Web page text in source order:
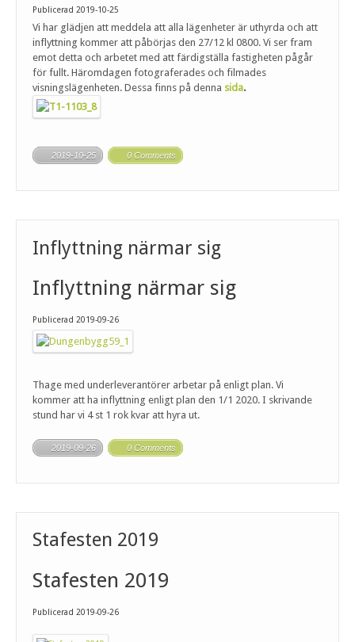
Publicerad 2019-10-25
Vi har glädjen att meddela att alla lägenheter är uthyrda och att
inflyttning kommer att påbörjas den 27/12 kl 0800. Vi ser fram
emot detta och arbetet med att färdigställa fastigheten pågår
för fullt. Häromdagen fotograferades och filmades
visningslägenheten. Dessa finns på denna sida.
2019-10-25 0 Comments
Inflyttning närmar sig
Inflyttning närmar sig
Publicerad 2019-09-26
Thage med underleverantörer arbetar på enligt plan. Vi
kommer att ha inflyttning enligt plan den 1/1 2020. I skrivande
stund har vi 4 st 1 rok kvar att hyra ut.
2019-09-26 0 Comments
Stafesten 2019
Stafesten 2019
Publicerad 2019-09-26